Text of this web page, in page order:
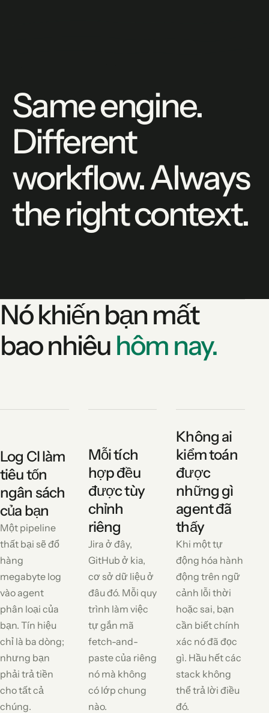
Same engine.
Different
workflow. Always
the right context.
Nó khiến bạn mất
bao nhiêu hôm nay.
Log CI làm
tiêu tốn
ngân sách
của bạn
Một pipeline
thất bại sẽ đổ
hàng
megabyte log
vào agent
phân loại của
bạn. Tín hiệu
chỉ là ba dòng;
nhưng bạn
phải trả tiền
cho tất cả
chúng.
Mỗi tích
hợp đều
được tùy
chỉnh
riêng
Jira ở đây,
GitHub ở kia,
cơ sở dữ liệu ở
đâu đó. Mỗi quy
trình làm việc
tự gắn mã
fetch-and-
paste của riêng
nó mà không
có lớp chung
nào.
Không ai
kiểm toán
được
những gì
agent đã
thấy
Khi một tự
động hóa hành
động trên ngữ
cảnh lỗi thời
hoặc sai, bạn
cần biết chính
xác nó đã đọc
gì. Hầu hết các
stack không
thể trả lời điều
đó.